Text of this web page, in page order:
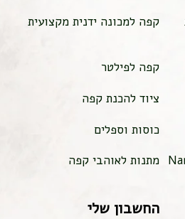
קפה למכונה ידנית מקצועית
קפה לפילטר
ציוד להכנת קפה
כוסות וספלים
מתנות לאוהבי קפה
החשבון שלי